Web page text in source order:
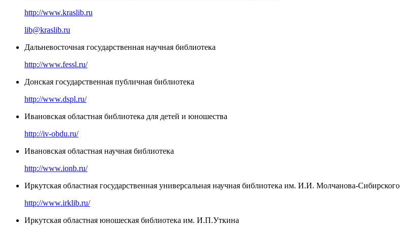
http://www.kraslib.ru
lib@kraslib.ru
Дальневосточная государственная научная библиотека
http://www.fessl.ru/
Донская государственная публичная библиотека
http://www.dspl.ru/
Ивановская областная библиотека для детей и юношества
http://iv-obdu.ru/
Ивановская областная научная библиотека
http://www.ionb.ru/
Иркутская областная государственная универсальная научная библиотека им. И.И. Молчанова-Сибирского
http://www.irklib.ru/
Иркутская областная юношеская библиотека им. И.П.Уткина